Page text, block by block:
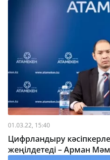
01.03.22, 15:40
Цифрландыру
жеңілдетеді – Арман